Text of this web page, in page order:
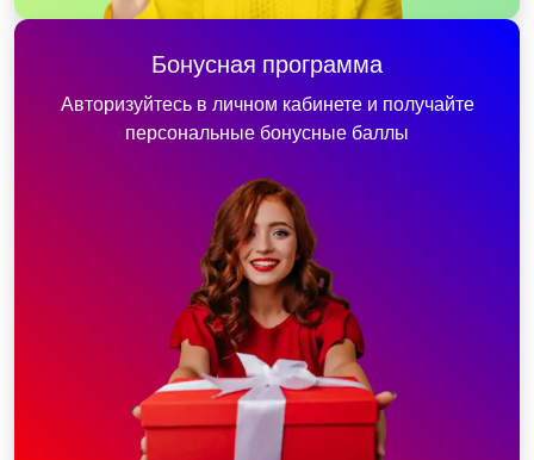
Бонусная программа
Авторизуйтесь в личном кабинете и получайте
персональные бонусные баллы